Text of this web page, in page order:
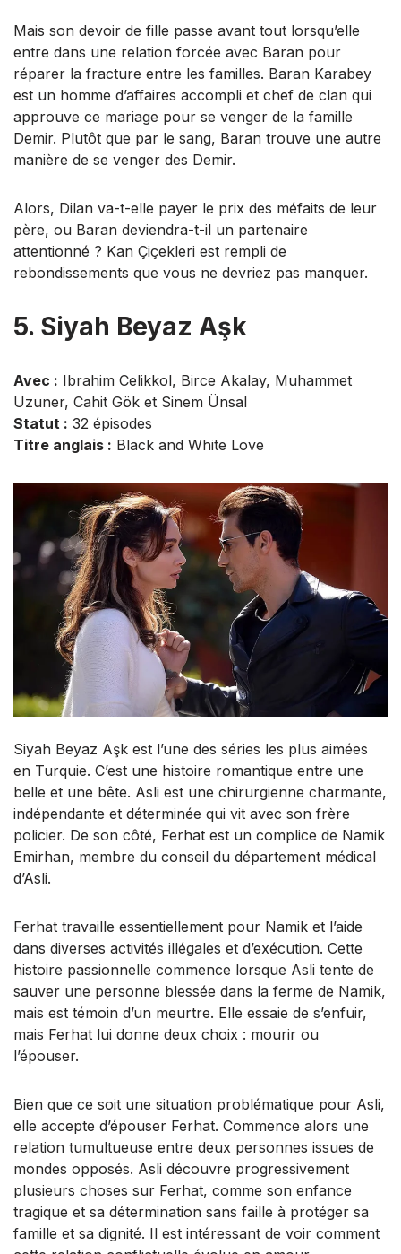
Mais son devoir de fille passe avant tout lorsqu’elle
entre dans une relation forcée avec Baran pour
réparer la fracture entre les familles. Baran Karabey
est un homme d’affaires accompli et chef de clan qui
approuve ce mariage pour se venger de la famille
Demir. Plutôt que par le sang, Baran trouve une autre
manière de se venger des Demir.
Alors, Dilan va-t-elle payer le prix des méfaits de leur
père, ou Baran deviendra-t-il un partenaire
attentionné ? Kan Çiçekleri est rempli de
rebondissements que vous ne devriez pas manquer.
5. Siyah Beyaz Aşk
Avec : Ibrahim Celikkol, Birce Akalay, Muhammet
Uzuner, Cahit Gök et Sinem Ünsal
Statut : 32 épisodes
Titre anglais : Black and White Love
Siyah Beyaz Aşk est l’une des séries les plus aimées
en Turquie. C’est une histoire romantique entre une
belle et une bête. Asli est une chirurgienne charmante,
indépendante et déterminée qui vit avec son frère
policier. De son côté, Ferhat est un complice de Namik
Emirhan, membre du conseil du département médical
d’Asli.
Ferhat travaille essentiellement pour Namik et l’aide
dans diverses activités illégales et d’exécution. Cette
histoire passionnelle commence lorsque Asli tente de
sauver une personne blessée dans la ferme de Namik,
mais est témoin d’un meurtre. Elle essaie de s’enfuir,
mais Ferhat lui donne deux choix : mourir ou
l’épouser.
Bien que ce soit une situation problématique pour Asli,
elle accepte d’épouser Ferhat. Commence alors une
relation tumultueuse entre deux personnes issues de
mondes opposés. Asli découvre progressivement
plusieurs choses sur Ferhat, comme son enfance
tragique et sa détermination sans faille à protéger sa
famille et sa dignité. Il est intéressant de voir comment